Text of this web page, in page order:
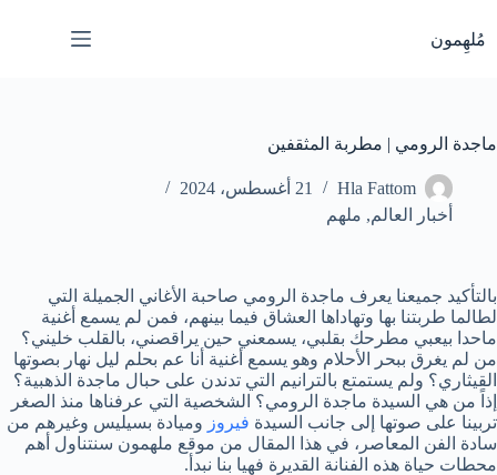
إلى
المحتوى
مُلهِمون
ماجدة الرومي | مطربة المثقفين
Hla Fattom
21 أغسطس، 2024
أخبار العالم, ملهم
بالتأكيد جميعنا يعرف ماجدة الرومي صاحبة الأغاني الجميلة التي
لطالما طربتنا بها وتهاداها العشاق فيما بينهم، فمن لم يسمع أغنية
ماحدا بيعبي مطرحك بقلبي، يسمعني حين يراقصني، بالقلب خليني؟
من لم يغرق ببحر الأحلام وهو يسمع أغنية أنا عم بحلم ليل نهار بصوتها
القيثاري؟ ولم يستمتع بالترانيم التي تدندن على حبال ماجدة الذهبية؟
إذاً من هي السيدة ماجدة الرومي؟ الشخصية التي عرفناها منذ الصغر
تربينا على صوتها إلى جانب السيدة فيروز وميادة بسيليس وغيرهم من
سادة الفن المعاصر، في هذا المقال من موقع ملهمون سنتناول أهم
محطات حياة هذه الفنانة القديرة فهيا بنا نبدأ.